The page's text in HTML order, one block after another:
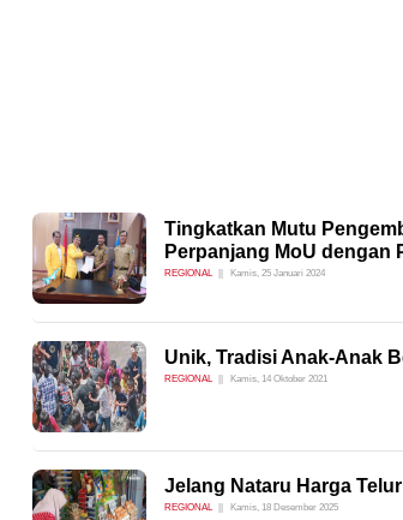
Tingkatkan Mutu
Perpanjang MoU dengan
REGIONAL Kamis, 25 Januari 2024
Unik, Tradisi Anak-Anak
REGIONAL Kamis, 14 Oktober 2021
Jelang Nataru Harga
REGIONAL Kamis, 18 Desember 2025